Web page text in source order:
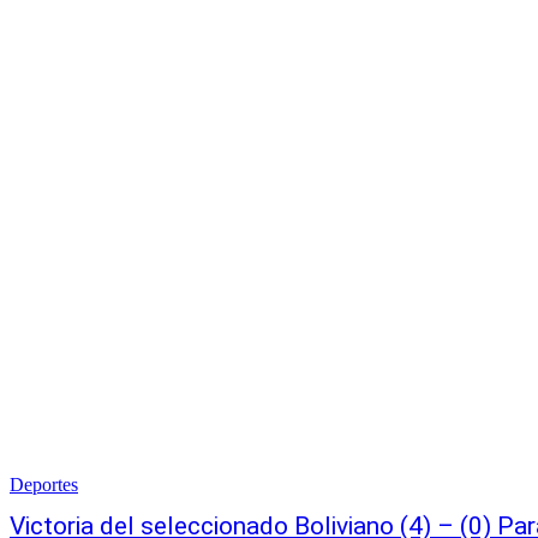
Deportes
Victoria del seleccionado Boliviano (4) – (0)